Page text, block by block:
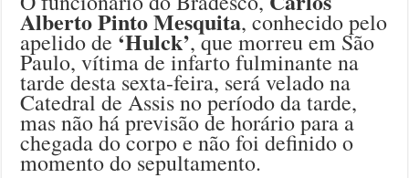
Alberto Pinto Mesquita, conhecido pelo
apelido de ‘Hulck’, que morreu em São
Paulo, vítima de infarto fulminante na
tarde desta sexta-feira, será velado na
Catedral de Assis no período da tarde,
mas não há previsão de horário para a
chegada do corpo e não foi definido o
momento do sepultamento.